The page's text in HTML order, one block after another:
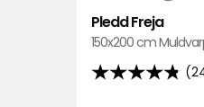
Pledd Freja
150x200 cm
4.8